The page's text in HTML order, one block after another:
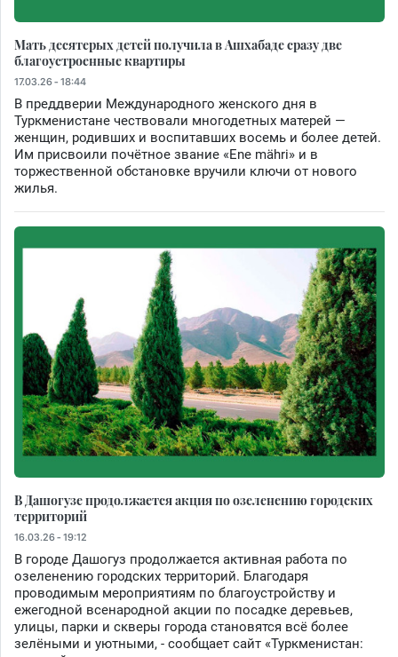
Мать десятерых детей получила в Ашхабаде сразу две
благоустроенные квартиры
17.03.26 - 18:44
В преддверии Международного женского дня в
Туркменистане чествовали многодетных матерей —
женщин, родивших и воспитавших восемь и более детей.
Им присвоили почётное звание «Ene mähri» и в
торжественной обстановке вручили ключи от нового
жилья.
В Дашогузе продолжается акция по озеленению городских
территорий
16.03.26 - 19:12
В городе Дашогуз продолжается активная работа по
озеленению городских территорий. Благодаря
проводимым мероприятиям по благоустройству и
ежегодной всенародной акции по посадке деревьев,
улицы, парки и скверы города становятся всё более
зелёными и уютными, - сообщает сайт «Туркменистан: